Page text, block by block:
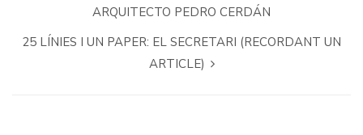
ARQUITECTO PEDRO CERDÁN
25 LÍNIES I UN PAPER: EL SECRETARI (RECORDANT UN
ARTICLE)